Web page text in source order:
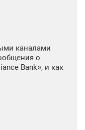
каналами
о
Bank», и как